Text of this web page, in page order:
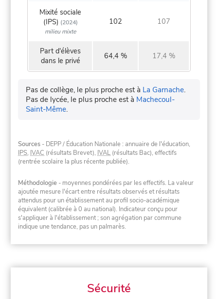
Mixité sociale
(IPS) (2024)
milieu mixte
102 107
Part d'élèves
dans le privé
64,4 % 17,4 %
Pas de collège, le plus proche est à La Garnache.
Pas de lycée, le plus proche est à Machecoul-
Saint-Même.
Sources - DEPP / Éducation Nationale : annuaire de l'éducation,
IPS, IVAC (résultats Brevet), IVAL (résultats Bac), effectifs
(rentrée scolaire la plus récente publiée).
Méthodologie - moyennes pondérées par les effectifs. La valeur
ajoutée mesure l'écart entre résultats observés et résultats
attendus pour un établissement au profil socio-académique
équivalent (calibrée à 0 au national). Indicateur conçu pour
s'appliquer à l'établissement ; son agrégation par commune
indique une tendance, pas un palmarès.
Sécurité